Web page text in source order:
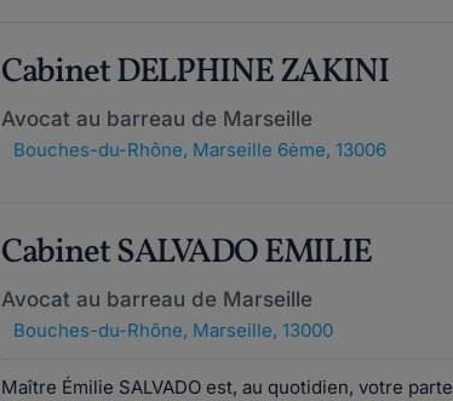
Cabinet DELPHINE ZAKINI
Avocat au barreau de Marseille
Bouches-du-Rhône, Marseille 6ème, 13006
Cabinet SALVADO EMILIE
Avocat au barreau de Marseille
Bouches-du-Rhône, Marseille, 13000
Maître Émilie SALVADO est, au quotidien, votre